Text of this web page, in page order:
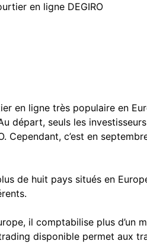
en ligne DEGIRO
en ligne très populaire en
départ, seuls les
Cependant, c’est en
de huit pays situés en
il comptabilise plus d’un
disponible permet aux